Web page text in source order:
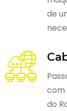
de
com
do